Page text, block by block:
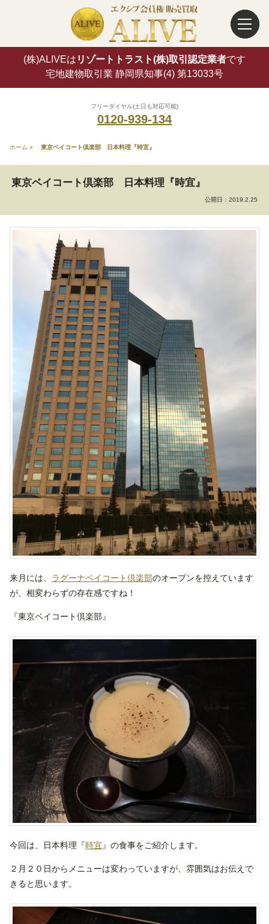
(株)ALIVEは リゾートトラスト(株)取引認定業者です
宅地建物取引業 静岡県知事(4) 第13033号
フリーダイヤル(土日も対応可能)
0120-939-134
ホーム » 東京ベイコート倶楽部 日本料理『時宜』
東京ベイコート倶楽部 日本料理『時宜』
公開日： 2019.2.25
来月には、 ラグーナベイコート倶楽部のオープンを控えています
が、相変わらずの存在感ですね！
『東京ベイコート倶楽部』
今回は、日本料理『時宜 』の食事をご紹介します。
２月２０日からメニューは変わっていますが、雰囲気はお伝えで
きると思います。